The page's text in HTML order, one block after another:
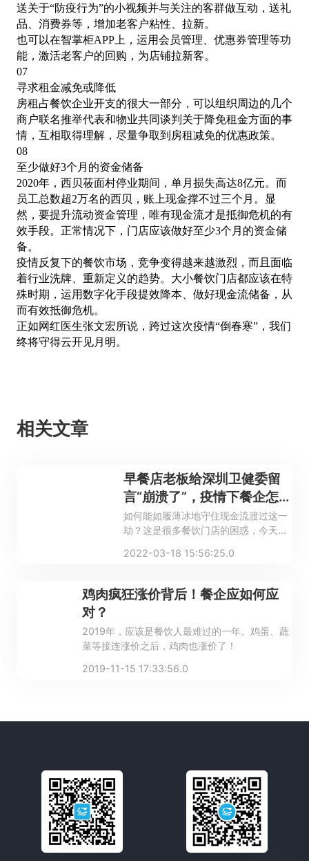
送关于“防疫行为”的小视频并与关注的客群做互动，送礼
品、消费券等，增加老客户粘性、拉新。
也可以在智掌柜APP上，运用会员管理、优惠券管理等功
能，激活老客户的回购，为店铺拉新客。
07
寻求租金减免或降低
房租占餐饮企业开支的很大一部分，可以组织周边的几个
商户联名推举代表和物业共同谈判关于降免租金方面的事
情，互相取得理解，尽量争取到房租减免的优惠政策。
08
至少做好3个月的资金储备
2020年，西贝莜面村停业期间，单月损失高达8亿元。而
员工总数超2万名的西贝，账上现金撑不过三个月。显
然，要提升流动资金管理，唯有现金流才是抵御危机的有
效手段。正常情况下，门店应该做好至少3个月的资金储
备。
疫情反复下的餐饮市场，竞争变得越来越激烈，而且面临
着行业洗牌、重新定义的趋势。大小餐饮门店都应该在特
殊时期，运用数字化手段提效降本、做好现金流储备，从
而有效抵御危机。
正如网红医生张文宏所说，跨过这次疫情“倒春寒”，我们
终将守得云开见月明。
相关文章
早餐店老板给深圳卫健委留
言“崩溃了”，疫情下餐企怎么
办？
如何能如履薄冰地守住现金流渡过这一
劫？这是很多餐饮门店的困惑，今天小
典，供老板们参考。祝大家都能安然渡
2022-03-18 15:56:25.0
鸡肉疯狂涨价背后！餐企应如何应
对？
2019年，应该是餐饮人最难过的一年。鸡蛋、蔬
菜等接连涨价之后，鸡肉也涨价了！
2019-11-15 17:33:56.0